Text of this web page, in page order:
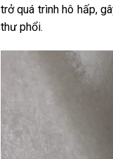
trở quá trình hô hấp,
thư phổi.